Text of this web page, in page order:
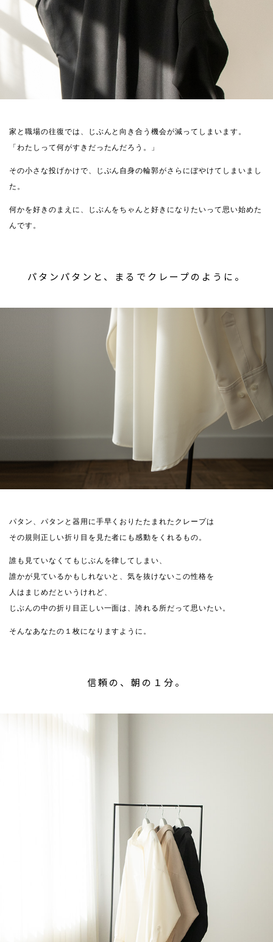
家と職場の往復では、じぶんと向き合う機会が減ってしまいます。
「わたしって何がすきだったんだろう。」
その小さな投げかけで、じぶん自身の輪郭がさらにぼやけてしまいまし
た。
何かを好きのまえに、じぶんをちゃんと好きになりたいって思い始めた
んです。
パタンパタンと、まるでクレープのように。
パタン、パタンと器用に手早くおりたたまれたクレープは
その規則正しい折り目を見た者にも感動をくれるもの。
誰も見ていなくてもじぶんを律してしまい、
誰かが見ているかもしれないと、気を抜けないこの性格を
人はまじめだというけれど、
じぶんの中の折り目正しい一面は、誇れる所だって思いたい。
そんなあなたの１枚になりますように。
信頼の、朝の１分。